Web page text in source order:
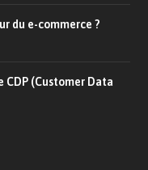
du e-commerce ?
CDP (Customer Data